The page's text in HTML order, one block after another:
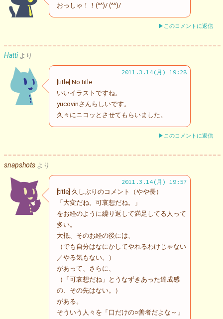
おっしゃ！！(^^)/ (^^)/
▶このコメントに返信
Hatti より
2011.3.14(月) 19:28
[title] No title
いいイラストですね。
yucovinさんらしいです。
久々にニコッとさせてもらいました。
▶このコメントに返信
snapshots より
2011.3.14(月) 19:57
[title] 久しぶりのコメント（やや長）
「大変だね。可哀想だね。」
をお経のように繰り返して満足してる人って
多い。
大抵、そのお経の後には、
（でも自分はなにかしてやれるわけじゃない
／やる気もない。）
があって、さらに、
（「可哀想だね」とうなずきあった達成感
の、その先はない。）
がある。
そういう人々を「口だけの○善者だよな～」